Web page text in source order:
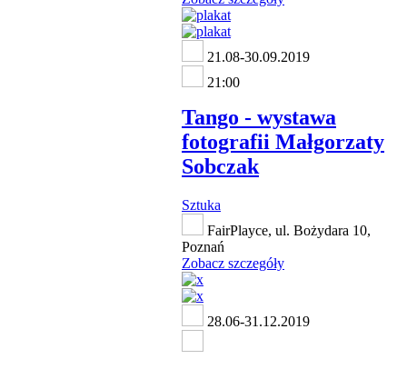
21.08-30.09.2019
21:00
Tango - wystawa
fotografii Małgorzaty
Sobczak
Sztuka
FairPlayce, ul. Bożydara 10,
Poznań
Zobacz szczegóły
28.06-31.12.2019